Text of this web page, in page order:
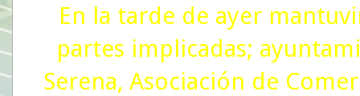
En la tarde de ayer
partes implicadas;
Serena, Asociación de